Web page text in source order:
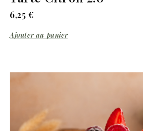
6,25 €
Ajouter au panier